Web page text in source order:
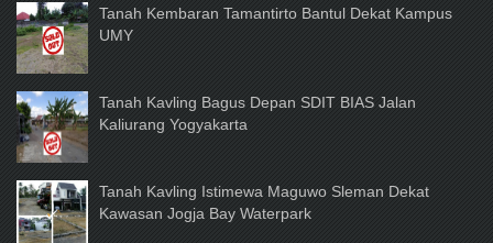
Tanah Kembaran Tamantirto Bantul Dekat Kampus
UMY
Tanah Kavling Bagus Depan SDIT BIAS Jalan
Kaliurang Yogyakarta
Tanah Kavling Istimewa Maguwo Sleman Dekat
Kawasan Jogja Bay Waterpark